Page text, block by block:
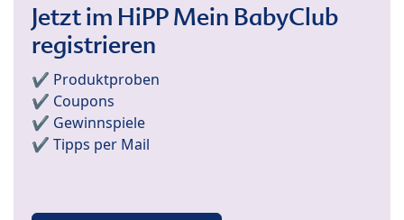
Jetzt im HiPP Mein BabyClub
registrieren
✔️ Produktproben
✔️ Coupons
✔️ Gewinnspiele
✔️ Tipps per Mail